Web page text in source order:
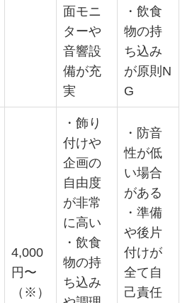
面モニ
ターや
音響設
備が充
実
・飲食
物の持
ち込み
が原則N
G
4,000
円〜
（※）
・飾り
付けや
企画の
自由度
が非常
に高い
・飲食
物の持
ち込み
・防音
性が低
い場合
がある
・準備
や後片
付けが
全て自
己責任